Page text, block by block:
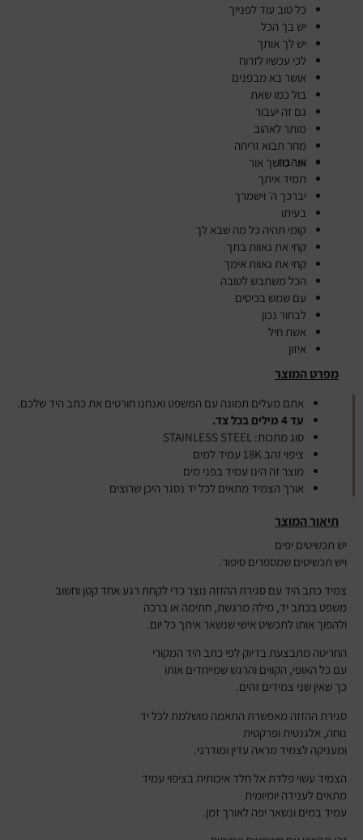
כל טוב עוד לפנייך
יש בך הכל
יש לך אותך
לכי עכשיו לזרוח
אושר בא מבפנים
בול כמו שאת
גם זה יעבור
מותר לאהוב
מחר תבוא זריחה
אור מושך אור
ואהבת
תמיד איתך
יברכך ה׳ וישמרך
בעיתו
קומי תהיה כל מה שבא לך
קחי את גאוות בתך
קחי את גאוות אימך
הכל משתבש לטובה
עם שמש בכיסים
לבחור נכון
אשת חיל
איזון
מפרט המוצר
אתם מעלים תמונה עם המשפט ואנחנו חורטים את כתב היד שלכם.
עד 4 מילים בכל צד.
סוג מתכות: STAINLESS STEEL
ציפוי זהב 18K עמיד למים
מוצר זה הינו עמיד בפני מים
אורך הצמיד מתאים לכל יד נסגר היכן שרוצים
תיאור המוצר
יש תכשיטים יפים
ויש תכשיטים שמספרים סיפור.
צמיד כתב היד עם סגירת ההזזה נוצר כדי לקחת רגע אחד קטן וחשוב
משפט בכתב יד, מילה מרגשת, חתימה או ברכה
ולהפוך אותו לתכשיט אישי שנשאר איתך כל יום.
החריטה מתבצעת בדיוק לפי כתב היד המקורי
עם כל האופי, הקווים והרגש שמייחדים אותו
כך שאין שני צמידים זהים.
סגירת ההזזה מאפשרת התאמה מושלמת לכל יד
נוחה, אלגנטית ופרקטית
ומעניקה לצמיד מראה עדין ומודרני.
הצמיד עשוי פלדת אל חלד איכותית בציפוי עמיד
מתאים לענידה יומיומית
עמיד במים ונשאר יפה לאורך זמן.